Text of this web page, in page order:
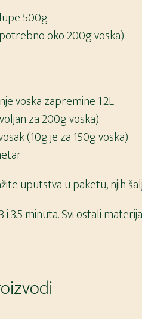
500g
oko 200g voska)
voska zapremine 1.2L
za 200g voska)
(10g je za 150g voska)
uputstva u paketu, njih
i 3.5 minuta. Svi ostali